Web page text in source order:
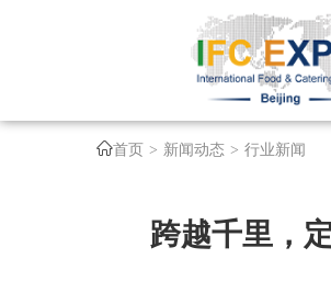
首页 新闻动态 行业新闻
跨越千里，